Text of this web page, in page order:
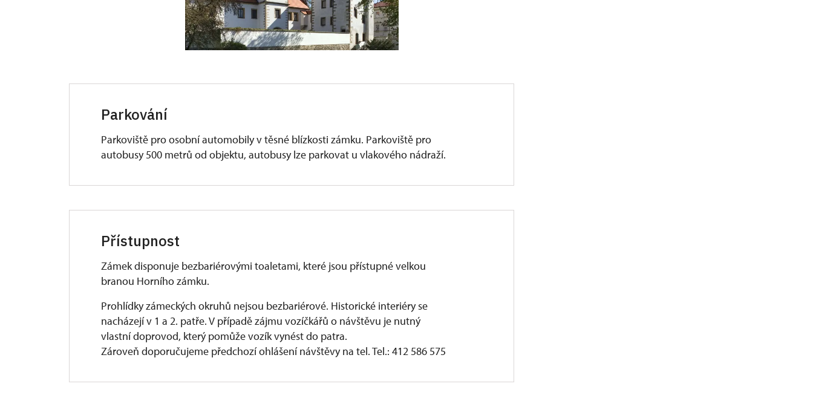
Parkování
Parkoviště pro osobní automobily v těsné blízkosti zámku. Parkoviště pro
autobusy 500 metrů od objektu, autobusy lze parkovat u vlakového nádraží.
Přístupnost
Zámek disponuje bezbariérovými toaletami, které jsou přístupné velkou
branou Horního zámku.
Prohlídky zámeckých okruhů nejsou bezbariérové. Historické interiéry se
nacházejí v 1 a 2. patře. V případě zájmu vozíčkářů o návštěvu je nutný
vlastní doprovod, který pomůže vozík vynést do patra.
Zároveň doporučujeme předchozí ohlášení návštěvy na tel. Tel.: 412 586 575